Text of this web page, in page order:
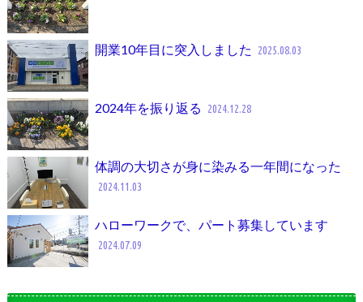
開業10年目に突入しました 2025.08.03
2024年を振り返る 2024.12.28
体調の大切さが身に染みる一年間になった
2024.11.03
ハローワークで、パート募集しています
2024.07.09